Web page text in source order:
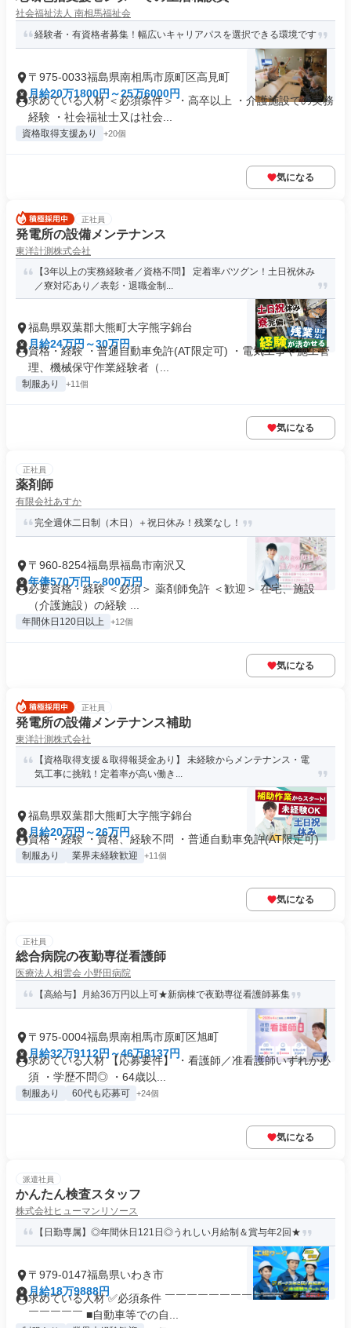
社会福祉法人 南相馬福祉会
経験者・有資格者募集！幅広いキャリアパスを選択できる環境です
〒975-0033福島県南相馬市原町区高見町
月給20万1800円～25万6000円
求めている人材 ＜必須条件＞ ・高卒以上 ・介護施設での実務
経験 ・社会福祉士又は社会...
資格取得支援あり +20個
気になる
正社員
発電所の設備メンテナンス
東洋計測株式会社
【3年以上の実務経験者／資格不問】 定着率バツグン！土日祝休み
／寮対応あり／表彰・退職金制...
福島県双葉郡大熊町大字熊字錦台
月給24万円～30万円
資格・経験 ・普通自動車免許(AT限定可) ・電気工事や施工管
理、機械保守作業経験者（...
制服あり +11個
気になる
正社員
薬剤師
有限会社あすか
完全週休二日制（木日）＋祝日休み！残業なし！
〒960-8254福島県福島市南沢又
年俸570万円～800万円
必要資格・経験 ＜必須＞ 薬剤師免許 ＜歓迎＞ 在宅、施設
（介護施設）の経験 ...
年間休日120日以上 +12個
気になる
正社員
発電所の設備メンテナンス補助
東洋計測株式会社
【資格取得支援＆取得報奨金あり】 未経験からメンテナンス・電
気工事に挑戦！定着率が高い働き...
福島県双葉郡大熊町大字熊字錦台
月給20万円～26万円
資格・経験 ・資格、経験不問 ・普通自動車免許(AT限定可)
制服あり 業界未経験歓迎 +11個
気になる
正社員
総合病院の夜勤専従看護師
医療法人相雲会 小野田病院
【高給与】月給36万円以上可★新病棟で夜勤専従看護師募集
〒975-0004福島県南相馬市原町区旭町
月給32万9112円～46万8137円
求めている人材 【応募要件】 ・看護師／准看護師いずれか必
須 ・学歴不問◎ ・64歳以...
制服あり 60代も応募可 +24個
気になる
派遣社員
かんたん検査スタッフ
株式会社ヒューマンリソース
【日勤専属】◎年間休日121日◎うれしい月給制＆賞与年2回★
〒979-0147福島県いわき市
月給18万9888円
求めている人材 ✅必須条件 ￣￣￣￣￣￣￣￣￣￣￣￣￣￣￣
￣￣￣￣￣ ■自動車等での自...